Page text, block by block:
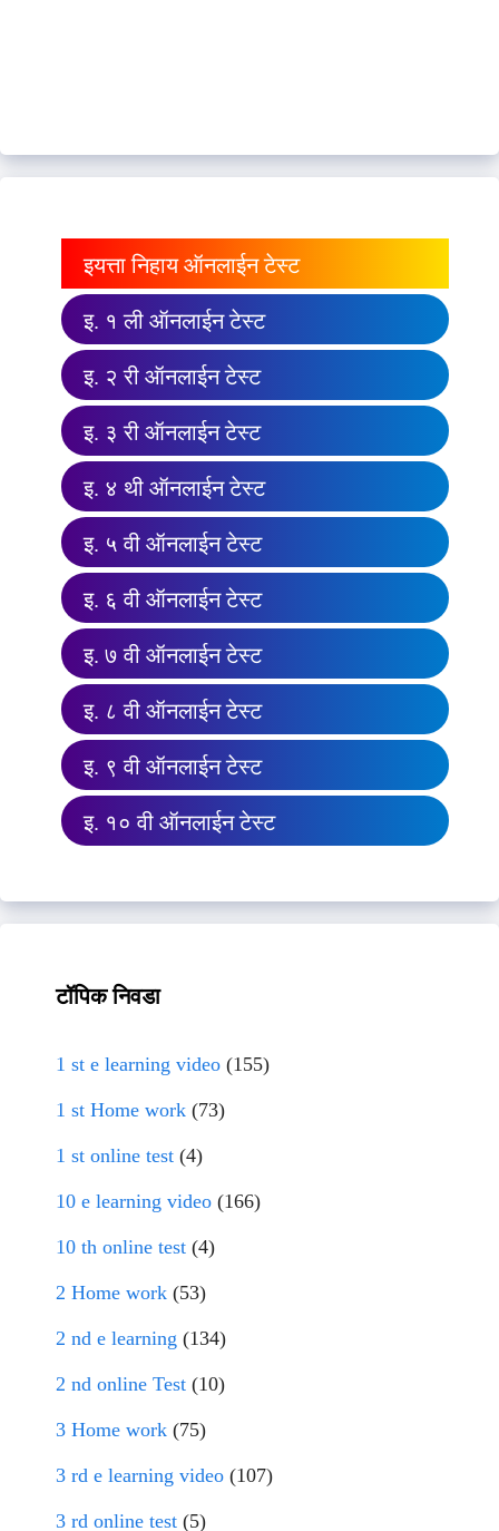
इयत्ता निहाय ऑनलाईन टेस्ट
इ. १ ली ऑनलाईन टेस्ट
इ. २ री ऑनलाईन टेस्ट
इ. ३ री ऑनलाईन टेस्ट
इ. ४ थी ऑनलाईन टेस्ट
इ. ५ वी ऑनलाईन टेस्ट
इ. ६ वी ऑनलाईन टेस्ट
इ. ७ वी ऑनलाईन टेस्ट
इ. ८ वी ऑनलाईन टेस्ट
इ. ९ वी ऑनलाईन टेस्ट
इ. १० वी ऑनलाईन टेस्ट
टॉपिक निवडा
1 st e learning video (155)
1 st Home work (73)
1 st online test (4)
10 e learning video (166)
10 th online test (4)
2 Home work (53)
2 nd e learning (134)
2 nd online Test (10)
3 Home work (75)
3 rd e learning video (107)
3 rd online test (5)